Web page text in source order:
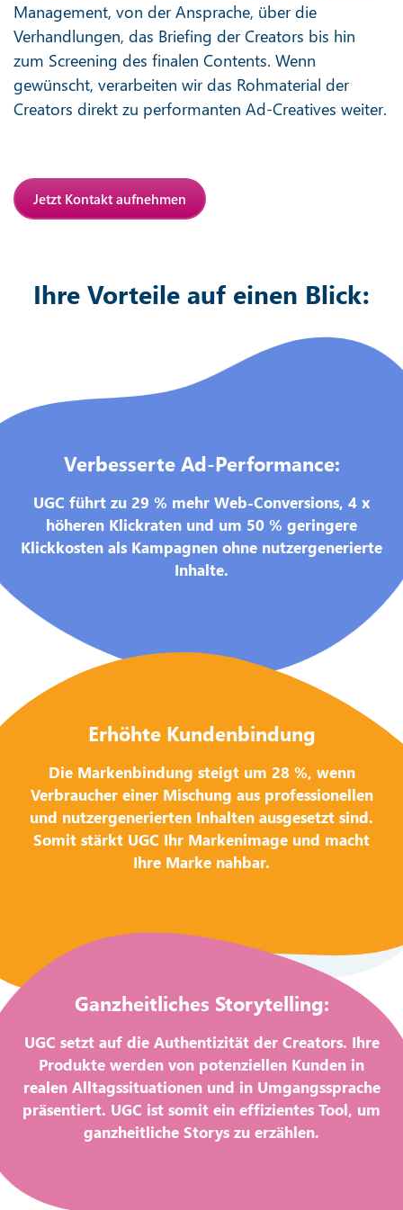
Management, von der Ansprache, über die
Verhandlungen, das Briefing der Creators bis hin
zum Screening des finalen Contents. Wenn
gewünscht, verarbeiten wir das Rohmaterial der
Creators direkt zu performanten Ad-Creatives weiter.
Jetzt Kontakt aufnehmen
Ihre Vorteile auf einen Blick:
Verbesserte Ad-Performance:
UGC führt zu 29 % mehr Web-Conversions, 4 x
höheren Klickraten und um 50 % geringere
Klickkosten als Kampagnen ohne nutzergenerierte
Inhalte.
Erhöhte Kundenbindung
Die Markenbindung steigt um 28 %, wenn
Verbraucher einer Mischung aus professionellen
und nutzergenerierten Inhalten ausgesetzt sind.
Somit stärkt UGC Ihr Markenimage und macht
Ihre Marke nahbar.
Ganzheitliches Storytelling:
UGC setzt auf die Authentizität der Creators. Ihre
Produkte werden von potenziellen Kunden in
realen Alltagssituationen und in Umgangssprache
präsentiert. UGC ist somit ein effizientes Tool, um
ganzheitliche Storys zu erzählen.